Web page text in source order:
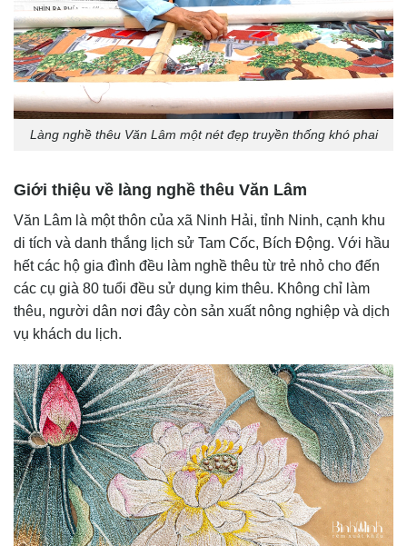
Làng nghề thêu Văn Lâm một nét đẹp truyền thống khó phai
Giới thiệu về làng nghề thêu Văn Lâm
Văn Lâm là một thôn của xã Ninh Hải, tỉnh Ninh, cạnh khu
di tích và danh thắng lịch sử Tam Cốc, Bích Động. Với hầu
hết các hộ gia đình đều làm nghề thêu từ trẻ nhỏ cho đến
các cụ già 80 tuổi đều sử dụng kim thêu. Không chỉ làm
thêu, người dân nơi đây còn sản xuất nông nghiệp và dịch
vụ khách du lịch.